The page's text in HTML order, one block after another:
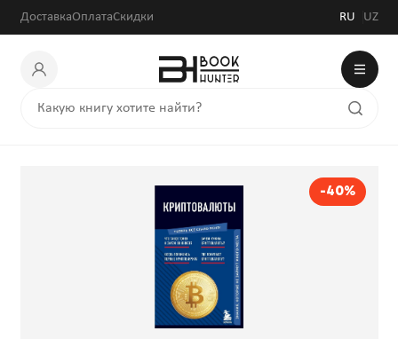
ДоставкаОплатаСкидки RU UZ
-40%